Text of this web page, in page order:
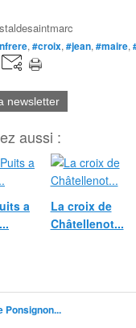
, #croix, #jean, #maire,
newsletter
aussi :
a
La croix de
Châtellenot...
Ponsignon...